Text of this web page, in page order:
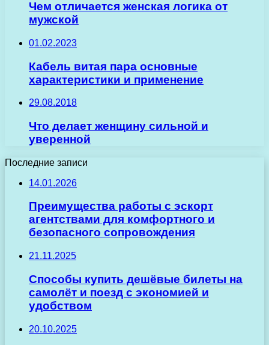
Чем отличается женская логика от
мужской
01.02.2023
Кабель витая пара основные
характеристики и применение
29.08.2018
Что делает женщину сильной и
уверенной
Последние записи
14.01.2026
Преимущества работы с эскорт
агентствами для комфортного и
безопасного сопровождения
21.11.2025
Способы купить дешёвые билеты на
самолёт и поезд с экономией и
удобством
20.10.2025